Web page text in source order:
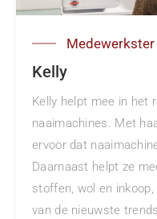
Medewerkster
Kelly
Kelly helpt mee in het
naaimachines. Met
ervoor dat
Daarnaast helpt ze
stoffen, wol en
van de nieuwste